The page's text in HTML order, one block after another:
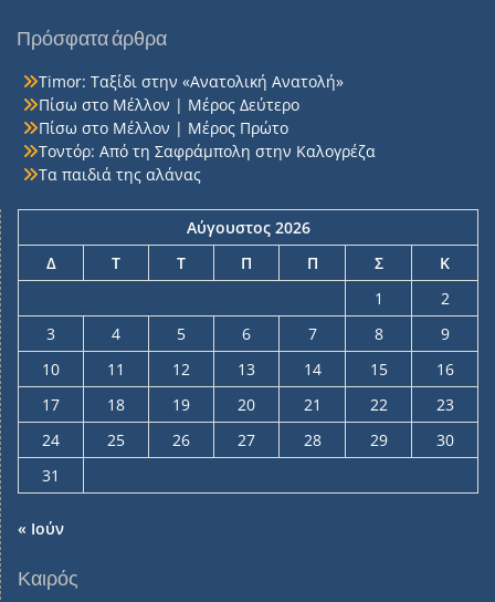
Πρόσφατα άρθρα
Timor: Ταξίδι στην «Ανατολική Ανατολή»
Πίσω στο Μέλλον | Μέρος Δεύτερο
Πίσω στο Μέλλον | Μέρος Πρώτο
Τοντόρ: Από τη Σαφράμπολη στην Καλογρέζα
Τα παιδιά της αλάνας
Αύγουστος 2026
Δ
Τ Τ Π Π Σ
Κ
1
2
3
4 5 6 7 8
9
10
11 12 13 14 15
16
17
18 19 20 21 22
23
24
25 26 27 28 29
30
31
« Ιούν
Καιρός